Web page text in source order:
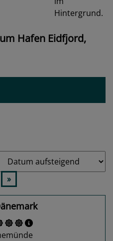
Hafen Eidfjord,
»